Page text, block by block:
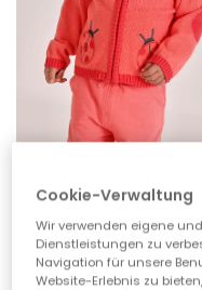
35,95 €
17,95 €
-50%
Cookie-Verwaltung
Wir verwenden eigene
Dienstleistungen zu
Navigation für unsere
Website-Erlebnis zu